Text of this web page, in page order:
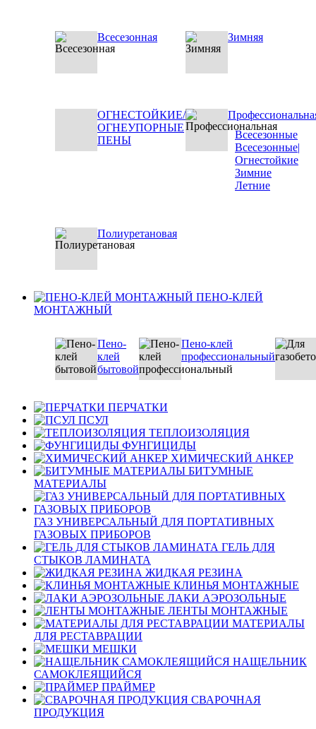
Всесезонная Зимняя
ОГНЕСТОЙКИЕ/
ОГНЕУПОРНЫЕ
ПЕНЫ
Всесезонные
Всесезонные|
Огнестойкие
Зимние
Летние
Полиуретановая
ПЕНО-КЛЕЙ
МОНТАЖНЫЙ
Пено-
клей
бытовой
Пено-клей
профессиональный
ПЕРЧАТКИ
ПСУЛ
ТЕПЛОИЗОЛЯЦИЯ
ФУНГИЦИДЫ
ХИМИЧЕСКИЙ АНКЕР
БИТУМНЫЕ
МАТЕРИАЛЫ
ГАЗ УНИВЕРСАЛЬНЫЙ ДЛЯ ПОРТАТИВНЫХ
ГАЗОВЫХ ПРИБОРОВ
ГЕЛЬ ДЛЯ
СТЫКОВ ЛАМИНАТА
ЖИДКАЯ РЕЗИНА
КЛИНЬЯ МОНТАЖНЫЕ
ЛАКИ АЭРОЗОЛЬНЫЕ
ЛЕНТЫ МОНТАЖНЫЕ
МАТЕРИАЛЫ
ДЛЯ РЕСТАВРАЦИИ
МЕШКИ
НАЩЕЛЬНИК
САМОКЛЕЯЩИЙСЯ
ПРАЙМЕР
СВАРОЧНАЯ
ПРОДУКЦИЯ